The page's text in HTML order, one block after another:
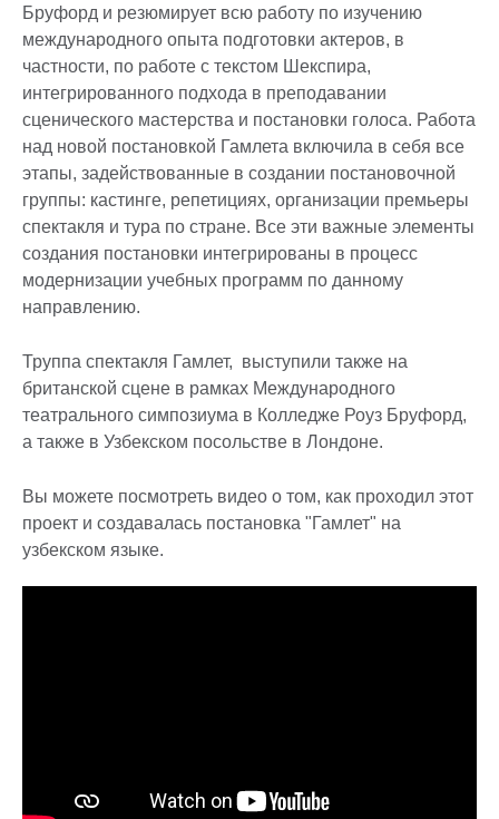
Бруфорд и резюмирует всю работу по изучению
международного опыта подготовки актеров, в
частности, по работе с текстом Шекспира,
интегрированного подхода в преподавании
сценического мастерства и постановки голоса. Работа
над новой постановкой Гамлета включила в себя все
этапы, задействованные в создании постановочной
группы: кастинге, репетициях, организации премьеры
спектакля и тура по стране. Все эти важные элементы
создания постановки интегрированы в процесс
модернизации учебных программ по данному
направлению.
Труппа спектакля Гамлет, выступили также на
британской сцене в рамках Международного
театрального симпозиума в Колледже Роуз Бруфорд,
а также в Узбекском посольстве в Лондоне.
Вы можете посмотреть видео о том, как проходил этот
проект и создавалась постановка "Гамлет" на
узбекском языке.